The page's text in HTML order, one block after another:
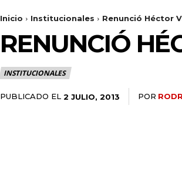
Inicio Institucionales Renunció Héctor
RENUNCIÓ
INSTITUCIONALES
PUBLICADO EL 2 JULIO, 2013 POR